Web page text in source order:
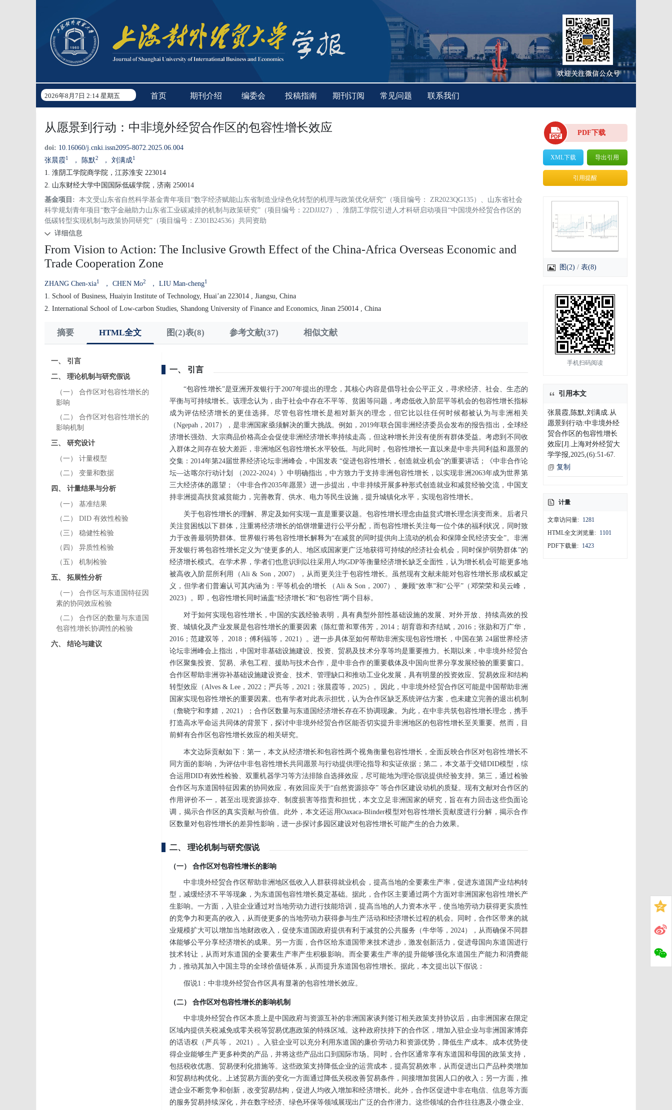
2026年8月7日 2:14 星期五 首页 期刊介绍 编委会 投稿指南 期刊订阅 常见问题 联系我们
从愿景到行动：中非境外经贸合作区的包容性增长效应
doi: 10.16060/j.cnki.issn2095-8072.2025.06.004
张晨霞1 ， 陈默2 ， 刘满成1
1. 淮阴工学院商学院，江苏淮安 223014
2. 山东财经大学中国国际低碳学院，济南 250014
基金项目: 本文受山东省自然科学基金青年项目“数字经济赋能山东省制造业绿色化转型的机理与政策优化研究”（项目编号： ZR2023QG135）、山东省社会
科学规划青年项目“数字金融助力山东省工业碳减排的机制与政策研究”（项目编号：22DJJJ27）、淮阴工学院引进人才科研启动项目“中国境外经贸合作区的
低碳转型实现机制与政策协同研究”（项目编号：Z301B24536）共同资助
详细信息
From Vision to Action: The Inclusive Growth Effect of the China-Africa Overseas Economic and
Trade Cooperation Zone
ZHANG Chen-xia1 ， CHEN Mo2 ， LIU Man-cheng1
1. School of Business, Huaiyin Institute of Technology, Huai’an 223014 , Jiangsu, China
2. International School of Low-carbon Studies, Shandong University of Finance and Economics, Jinan 250014 , China
摘要 HTML全文 图(2)表(8) 参考文献(37) 相似文献
一、 引言
二、 理论机制与研究假说
（一） 合作区对包容性增长的
影响
（二） 合作区对包容性增长的
影响机制
三、 研究设计
（一） 计量模型
（二） 变量和数据
四、 计量结果与分析
（一） 基准结果
（二） DID 有效性检验
（三） 稳健性检验
（四） 异质性检验
（五） 机制检验
五、 拓展性分析
（一） 合作区与东道国特征因
素的协同效应检验
（二） 合作区的数量与东道国
包容性增长协调性的检验
六、 结论与建议
一、 引言
“包容性增长”是亚洲开发银行于2007年提出的理念，其核心内容是倡导社会公平正义，寻求经济、社会、生态的
平衡与可持续增长。该理念认为，由于社会中存在不平等、贫困等问题，考虑低收入阶层平等机会的包容性增长指标
成为评估经济增长的更佳选择。尽管包容性增长是相对新兴的理念，但它比以往任何时候都被认为与非洲相关
（Ngepah，2017），是非洲国家亟须解决的重大挑战。例如，2019年联合国非洲经济委员会发布的报告指出，全球经
济增长强劲、大宗商品价格高企会促使非洲经济增长率持续走高，但这种增长并没有使所有群体受益。考虑到不同收
入群体之间存在较大差距，非洲地区包容性增长水平较低。与此同时，包容性增长一直以来是中非共同利益和愿景的
交集：2014年第24届世界经济论坛非洲峰会，中国发表 “促进包容性增长，创造就业机会”的重要讲话；《中非合作论
坛—达喀尔行动计划 （2022-2024）》中明确指出，中方致力于支持非洲包容性增长，以实现非洲2063年成为世界第
三大经济体的愿望；《中非合作2035年愿景》进一步提出，中非持续开展多种形式创造就业和减贫经验交流，中国支
持非洲提高扶贫减贫能力，完善教育、供水、电力等民生设施，提升城镇化水平，实现包容性增长。
关于包容性增长的理解、界定及如何实现一直是重要议题。包容性增长理念由益贫式增长理念演变而来。后者只
关注贫困线以下群体，注重将经济增长的馅饼增量进行公平分配，而包容性增长关注每一位个体的福利状况，同时致
力于改善最弱势群体。世界银行将包容性增长解释为“在减贫的同时提供向上流动的机会和保障全民经济安全”。非洲
开发银行将包容性增长定义为“使更多的人、地区或国家更广泛地获得可持续的经济社会机会，同时保护弱势群体”的
经济增长模式。在学术界，学者们也意识到以往采用人均GDP等衡量经济增长缺乏全面性，认为增长机会可能更多地
被高收入阶层所利用（Ali & Son，2007），从而更关注于包容性增长。虽然现有文献未能对包容性增长形成权威定
义，但学者们普遍认可其内涵为：平等机会的增长 （Ali & Son，2007）、兼顾“效率”和“公平”（邓荣荣和吴云峰，
2023）。即，包容性增长同时涵盖“经济增长”和“包容性”两个目标。
对于如何实现包容性增长，中国的实践经验表明，具有典型外部性基础设施的发展、对外开放、持续高效的投
资、城镇化及产业发展是包容性增长的重要因素（陈红蕾和覃伟芳，2014；胡育蓉和齐结斌，2016；张勋和万广华，
2016；范建双等， 2018；傅利福等，2021）。进一步具体至如何帮助非洲实现包容性增长，中国在第 24届世界经济
论坛非洲峰会上指出，中国对非基础设施建设、投资、贸易及技术分享等均是重要推力。长期以来，中非境外经贸合
作区聚集投资、贸易、承包工程、援助与技术合作，是中非合作的重要载体及中国向世界分享发展经验的重要窗口。
合作区帮助非洲弥补基础设施建设资金、技术、管理缺口和推动工业化发展，具有明显的投资效应、贸易效应和结构
转型效应（Alves & Lee，2022；严兵等，2021；张晨霞等，2025）。因此，中非境外经贸合作区可能是中国帮助非洲
国家实现包容性增长的重要因素。也有学者对此表示担忧，认为合作区缺乏系统评估方案，也未建立完善的退出机制
（詹晓宁和李婧，2021）；合作区数量与东道国经济增长存在不协调现象。为此，在中非共筑包容性增长理念，携手
打造高水平命运共同体的背景下，探讨中非境外经贸合作区能否切实提升非洲地区的包容性增长至关重要。然而，目
前鲜有合作区包容性增长效应的相关研究。
本文边际贡献如下：第一，本文从经济增长和包容性两个视角衡量包容性增长，全面反映合作区对包容性增长不
同方面的影响，为评估中非包容性增长共同愿景与行动提供理论指导和实证依据；第二，本文基于交错DID模型，综
合运用DID有效性检验、双重机器学习等方法排除自选择效应，尽可能地为理论假说提供经验支持。第三，通过检验
合作区与东道国特征因素的协同效应，有效回应关于“自然资源掠夺” 等合作区建设动机的质疑。现有文献对合作区的
作用评价不一，甚至出现资源掠夺、制度损害等指责和担忧，本文立足非洲国家的研究，旨在有力回击这些负面论
调，揭示合作区的真实贡献与价值。此外，本文还运用Oaxaca-Blinder模型对包容性增长贡献度进行分解，揭示合作
区数量对包容性增长的差异性影响，进一步探讨多园区建设对包容性增长可能产生的合力效果。
二、 理论机制与研究假说
（一） 合作区对包容性增长的影响
中非境外经贸合作区帮助非洲地区低收入人群获得就业机会，提高当地的全要素生产率，促进东道国产业结构转
型，减缓经济不平等现象，为东道国包容性增长奠定基础。据此，合作区主要通过两个方面对非洲国家包容性增长产
生影响。一方面，入驻企业通过对当地劳动力进行技能培训，提高当地的人力资本水平，使当地劳动力获得更实质性
的竞争力和更高的收入，从而使更多的当地劳动力获得参与生产活动和经济增长过程的机会。同时，合作区带来的就
业规模扩大可以增加当地财政收入，促使东道国政府提供有利于减贫的公共服务（牛华等，2024），从而确保不同群
体能够公平分享经济增长的成果。另一方面，合作区给东道国带来技术进步，激发创新活力，促进母国向东道国进行
技术转让，从而对东道国的全要素生产率产生积极影响。而全要素生产率的提升能够强化东道国生产能力和消费能
力，推动其加入中国主导的全球价值链体系，从而提升东道国包容性增长。据此，本文提出以下假说：
假说1：中非境外经贸合作区具有显著的包容性增长效应。
（二） 合作区对包容性增长的影响机制
中非境外经贸合作区本质上是中国政府与资源互补的非洲国家谈判签订相关政策支持协议后，由非洲国家在限定
区域内提供关税减免或零关税等贸易优惠政策的特殊区域。这种政府扶持下的合作区，增加入驻企业与非洲国家博弈
的话语权（严兵等， 2021）。入驻企业可以充分利用东道国的廉价劳动力和资源优势，降低生产成本。成本优势使
得企业能够生产更多种类的产品，并将这些产品出口到国际市场。同时，合作区通常享有东道国和母国的政策支持，
包括税收优惠、贸易便利化措施等。这些政策支持降低企业的运营成本，提高贸易效率，从而促进出口产品种类增加
和贸易结构优化。上述贸易方面的变化一方面通过降低关税改善贸易条件，间接增加贫困人口的收入；另一方面，推
进企业不断竞争和创新，改变贸易结构，促进人均收入增加和经济增长。此外，合作区促进中非在电信、信息等方面
的服务贸易持续深化，并在数字经济、绿色环保等领域展现出广泛的合作潜力。这些领域的合作往往惠及小微企业、
PDF下载
XML下载 导出引用
引用提醒
图(2) / 表(8)
手机扫码阅读
引用本文
张晨霞,陈默,刘满成.从
愿景到行动:中非境外经
贸合作区的包容性增长
效应[J].上海对外经贸大
学学报,2025,(6):51-67.
复制
计量
文章访问量: 1281
HTML全文浏览量: 1101
PDF下载量: 1423